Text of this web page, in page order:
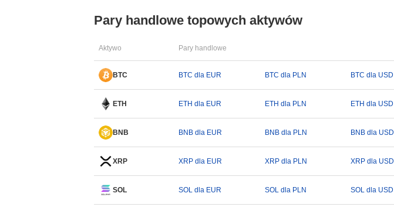
Pary handlowe topowych aktywów
Aktywo Pary handlowe
BTC BTC dla EUR BTC dla PLN BTC dla USD
ETH ETH dla EUR ETH dla PLN ETH dla USD
BNB BNB dla EUR BNB dla PLN BNB dla USD
XRP XRP dla EUR XRP dla PLN XRP dla USD
SOL SOL dla EUR SOL dla PLN SOL dla USD